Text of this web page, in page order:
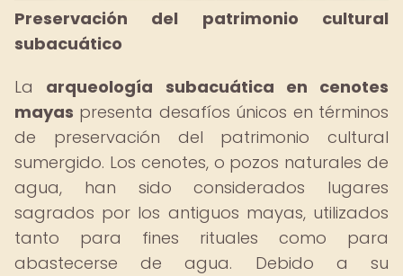
Preservación del patrimonio cultural
subacuático
La arqueología subacuática en cenotes
mayas presenta desafíos únicos en términos
de preservación del patrimonio cultural
sumergido. Los cenotes, o pozos naturales de
agua, han sido considerados lugares
sagrados por los antiguos mayas, utilizados
tanto para fines rituales como para
abastecerse de agua. Debido a su